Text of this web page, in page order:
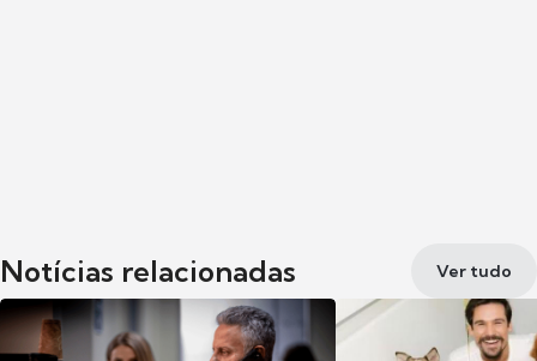
Notícias relacionadas Ver tudo